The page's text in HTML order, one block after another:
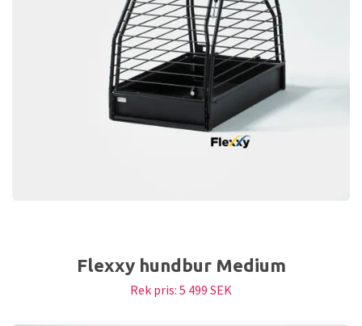
Flexxy hundbur Medium
Rek pris: 5 499 SEK